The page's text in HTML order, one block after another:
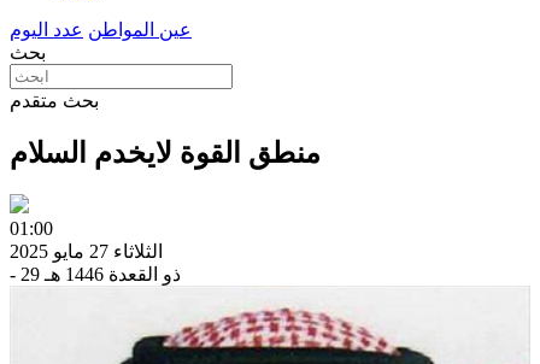
عين المواطن عدد اليوم
بحث
بحث متقدم
منطق القوة لايخدم السلام
01:00
الثلاثاء 27 مايو 2025
- 29 ذو القعدة 1446 هـ